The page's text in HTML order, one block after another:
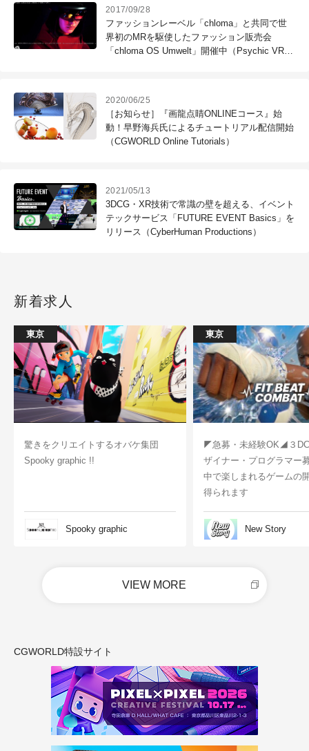
2017/09/28
ファッションレーベル「chloma」と共同で世
界初のMRを駆使したファッション販売会
「chloma OS Umwelt」開催中（Psychic VR
2020/06/25
［お知らせ］『画龍点睛ONLINEコース』始
動！早野海兵氏によるチュートリアル配信開始
（CGWORLD Online Tutorials）
2021/05/13
3DCG・XR技術で常識の壁を超える、イベント
テックサービス「FUTURE EVENT Basics」を
リリース（CyberHuman Productions）
新着求人
東京
驚きをクリエイトするオバケ集団
Spooky graphic !!
Spooky graphic
東京
◤急募・未経験OK◢３
ザイナー・プログラマー
中で楽しまれるゲームの
得られます
New Story
VIEW MORE
CGWORLD特設サイト